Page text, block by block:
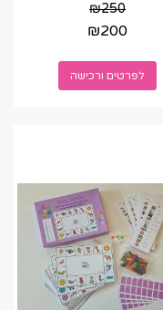
₪250
₪200
לפרטים ורכישה